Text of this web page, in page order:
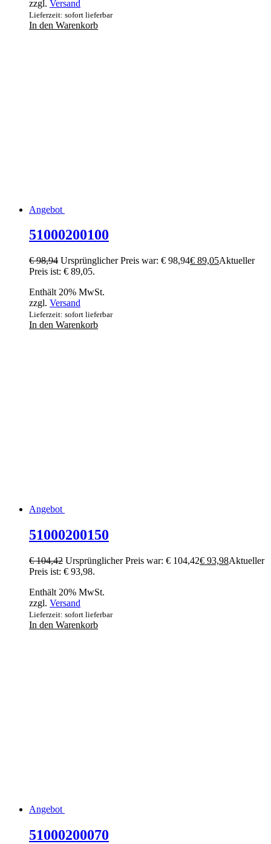
zzgl. Versand
Lieferzeit: sofort lieferbar
In den Warenkorb
Angebot
51000200100
€98,94 Ursprünglicher Preis war: € 98,94€ 89,05Aktueller
Preis ist: € 89,05.
Enthält 20% MwSt.
zzgl. Versand
Lieferzeit: sofort lieferbar
In den Warenkorb
Angebot
51000200150
€104,42 Ursprünglicher Preis war: € 104,42€ 93,98Aktueller
Preis ist: € 93,98.
Enthält 20% MwSt.
zzgl. Versand
Lieferzeit: sofort lieferbar
In den Warenkorb
Angebot
51000200070